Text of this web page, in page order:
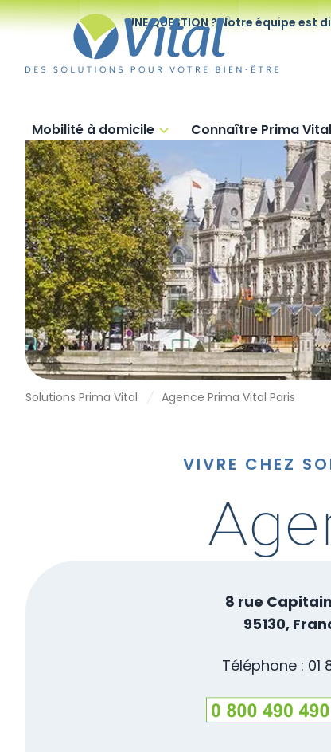
UNE QUESTION ? Notre équipe
Mobilité à domicile Connaître Prima Vital
Solutions Prima Vital Agence Prima Vital Paris
VIVRE CHEZ
8 rue
95130,
Téléphone : 01